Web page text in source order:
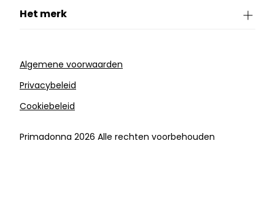
Het merk
Algemene voorwaarden
Privacybeleid
Cookiebeleid
Primadonna 2026 Alle rechten voorbehouden